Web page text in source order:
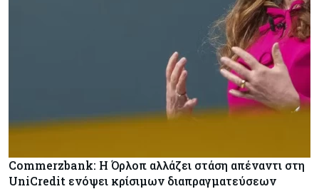
Commerzbank: Η Όρλοπ αλλάζει στάση απέναντι στη
UniCredit ενόψει κρίσιμων διαπραγματεύσεων